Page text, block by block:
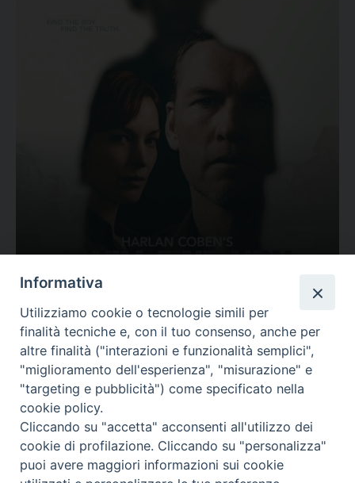
Valutazione
Complesso, Problematico
Tematica: Amore-Sentimenti, Carcere...
Informativa
Utilizziamo cookie o tecnologie simili per
finalità tecniche e, con il tuo consenso, anche per
altre finalità ("interazioni e funzionalità semplici",
"miglioramento dell'esperienza", "misurazione" e
"targeting e pubblicità") come specificato nella
cookie policy.
Cliccando su "accetta" acconsenti all'utilizzo dei
cookie di profilazione. Cliccando su "personalizza"
puoi avere maggiori informazioni sui cookie